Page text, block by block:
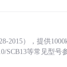
2015），提供
SCB13等常见型号